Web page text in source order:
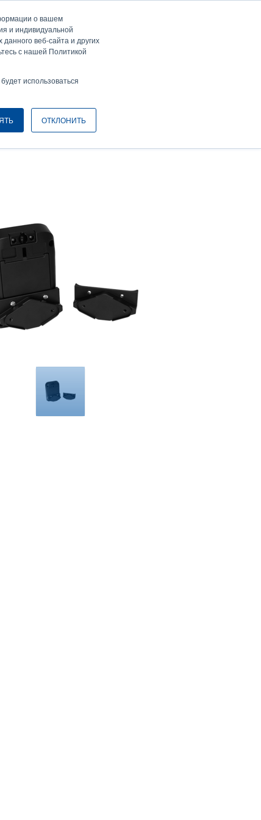
о вашем
и индивидуальной
веб-сайта и других
с нашей Политикой
использоваться
ОТКЛОНИТЬ
Header